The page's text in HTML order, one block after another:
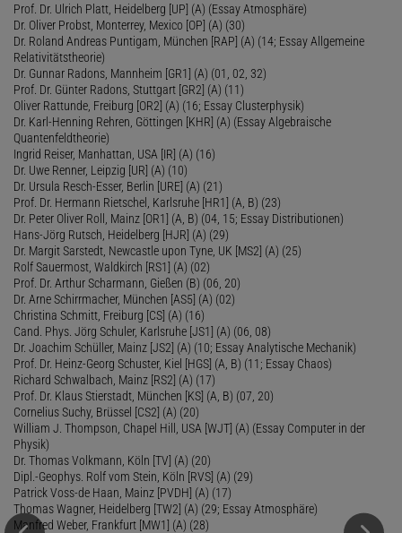
Prof. Dr. Ulrich Platt, Heidelberg [UP] (A) (Essay Atmosphäre)
Dr. Oliver Probst, Monterrey, Mexico [OP] (A) (30)
Dr. Roland Andreas Puntigam, München [RAP] (A) (14; Essay Allgemeine
Relativitätstheorie)
Dr. Gunnar Radons, Mannheim [GR1] (A) (01, 02, 32)
Prof. Dr. Günter Radons, Stuttgart [GR2] (A) (11)
Oliver Rattunde, Freiburg [OR2] (A) (16; Essay Clusterphysik)
Dr. Karl-Henning Rehren, Göttingen [KHR] (A) (Essay Algebraische
Quantenfeldtheorie)
Ingrid Reiser, Manhattan, USA [IR] (A) (16)
Dr. Uwe Renner, Leipzig [UR] (A) (10)
Dr. Ursula Resch-Esser, Berlin [URE] (A) (21)
Prof. Dr. Hermann Rietschel, Karlsruhe [HR1] (A, B) (23)
Dr. Peter Oliver Roll, Mainz [OR1] (A, B) (04, 15; Essay Distributionen)
Hans-Jörg Rutsch, Heidelberg [HJR] (A) (29)
Dr. Margit Sarstedt, Newcastle upon Tyne, UK [MS2] (A) (25)
Rolf Sauermost, Waldkirch [RS1] (A) (02)
Prof. Dr. Arthur Scharmann, Gießen (B) (06, 20)
Dr. Arne Schirrmacher, München [AS5] (A) (02)
Christina Schmitt, Freiburg [CS] (A) (16)
Cand. Phys. Jörg Schuler, Karlsruhe [JS1] (A) (06, 08)
Dr. Joachim Schüller, Mainz [JS2] (A) (10; Essay Analytische Mechanik)
Prof. Dr. Heinz-Georg Schuster, Kiel [HGS] (A, B) (11; Essay Chaos)
Richard Schwalbach, Mainz [RS2] (A) (17)
Prof. Dr. Klaus Stierstadt, München [KS] (A, B) (07, 20)
Cornelius Suchy, Brüssel [CS2] (A) (20)
William J. Thompson, Chapel Hill, USA [WJT] (A) (Essay Computer in der
Physik)
Dr. Thomas Volkmann, Köln [TV] (A) (20)
Dipl.-Geophys. Rolf vom Stein, Köln [RVS] (A) (29)
Patrick Voss-de Haan, Mainz [PVDH] (A) (17)
Thomas Wagner, Heidelberg [TW2] (A) (29; Essay Atmosphäre)
Manfred Weber, Frankfurt [MW1] (A) (28)